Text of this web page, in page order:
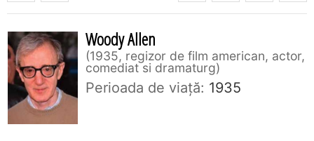
Woody Allen
1935, regizor de film american, actor,
comediat si dramaturg
Perioada de viaţă: 1935